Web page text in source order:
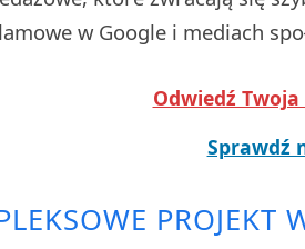
w Google i mediach
Odwiedź
Sprawdź